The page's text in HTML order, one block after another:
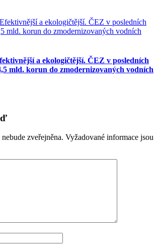
a ekologičtější. ČEZ v posledních
mld. korun do zmodernizovaných vodních
zveřejněna. Vyžadované informace jsou